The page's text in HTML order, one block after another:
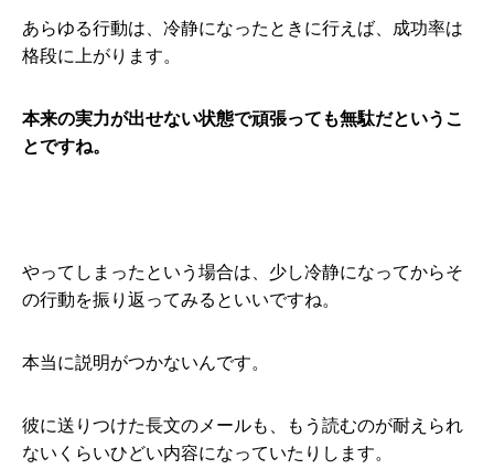
あらゆる行動は、冷静になったときに行えば、成功率は
格段に上がります。
本来の実力が出せない状態で頑張っても無駄だというこ
とですね。
やってしまったという場合は、少し冷静になってからそ
の行動を振り返ってみるといいですね。
本当に説明がつかないんです。
彼に送りつけた長文のメールも、もう読むのが耐えられ
ないくらいひどい内容になっていたりします。